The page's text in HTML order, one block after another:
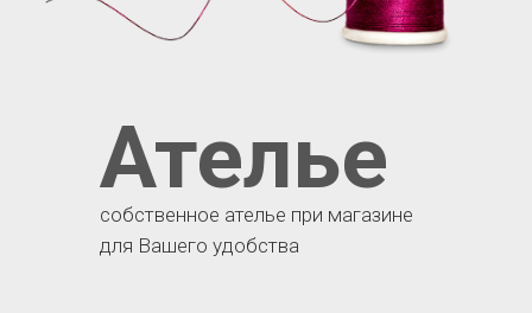
Ателье
собственное ателье при магазине
для Вашего удобства